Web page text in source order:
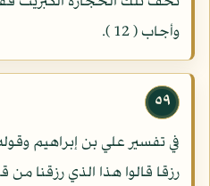
وأجاب ( 12 ).
٥٩
في تفسير علي بن إبراهيم
رزقا قالوا هذا الذي رزقنا من